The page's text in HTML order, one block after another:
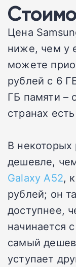
Цена
ниже, чем у
можете
рублей с 6
ГБ памяти –
странах
В некоторых
дешевле,
Galaxy A52,
рублей; он
доступнее,
начинается
самый
уступает